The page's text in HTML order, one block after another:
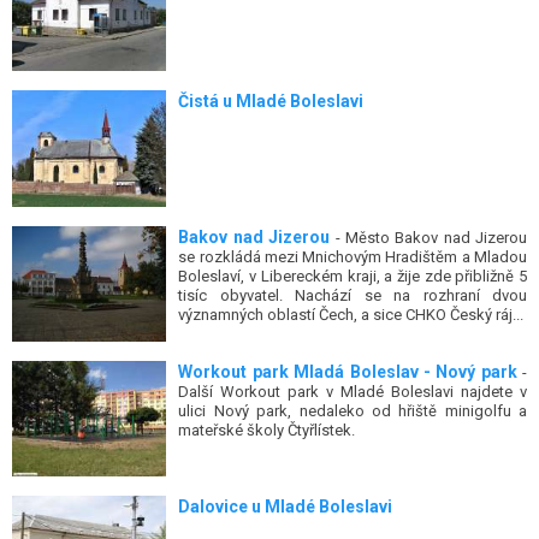
Čistá u Mladé Boleslavi
Bakov nad Jizerou - Město Bakov nad Jizerou
se rozkládá mezi Mnichovým Hradištěm a Mladou
Boleslaví, v Libereckém kraji, a žije zde přibližně 5
tisíc obyvatel. Nachází se na rozhraní dvou
významných oblastí Čech, a sice CHKO Český ráj...
Workout park Mladá Boleslav - Nový park-
Další Workout park v Mladé Boleslavi najdete v
ulici Nový park, nedaleko od hřiště minigolfu a
mateřské školy Čtyřlístek.
Dalovice u Mladé Boleslavi